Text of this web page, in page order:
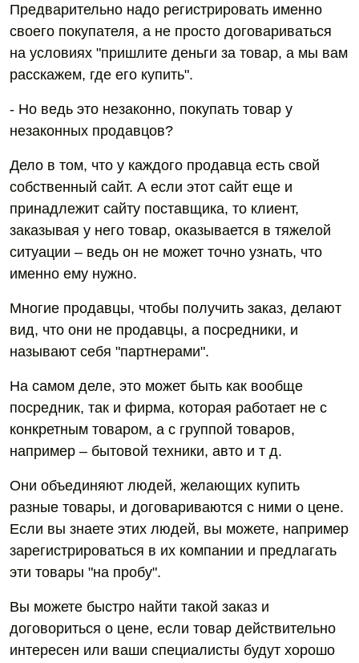
Предварительно надо регистрировать именно
своего покупателя, а не просто договариваться
на условиях "пришлите деньги за товар, а мы вам
расскажем, где его купить".
- Но ведь это незаконно, покупать товар у
незаконных продавцов?
Дело в том, что у каждого продавца есть свой
собственный сайт. А если этот сайт еще и
принадлежит сайту поставщика, то клиент,
заказывая у него товар, оказывается в тяжелой
ситуации – ведь он не может точно узнать, что
именно ему нужно.
Многие продавцы, чтобы получить заказ, делают
вид, что они не продавцы, а посредники, и
называют себя "партнерами".
На самом деле, это может быть как вообще
посредник, так и фирма, которая работает не с
конкретным товаром, а с группой товаров,
например – бытовой техники, авто и т д.
Они объединяют людей, желающих купить
разные товары, и договариваются с ними о цене.
Если вы знаете этих людей, вы можете, например
зарегистрироваться в их компании и предлагать
эти товары "на пробу".
Вы можете быстро найти такой заказ и
договориться о цене, если товар действительно
интересен или ваши специалисты будут хорошо